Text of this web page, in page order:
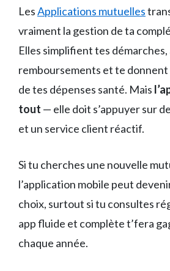
LesApplications mutuelles
vraiment la gestion de ta
Elles simplifient tes
remboursements et te donnent
de tes dépenses santé. Mais
tout — elle doit s’appuyer sur
et un service client réactif.
Si tu cherches une nouvelle
l’application mobile peut
choix, surtout si tu consultes
app fluide et complète t’fera
chaque année.